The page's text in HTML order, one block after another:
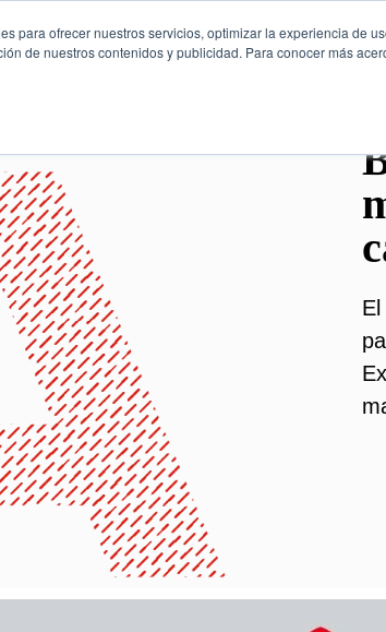
para ofrecer nuestros servicios, optimizar la experiencia de
de nuestros contenidos y publicidad. Para conocer más